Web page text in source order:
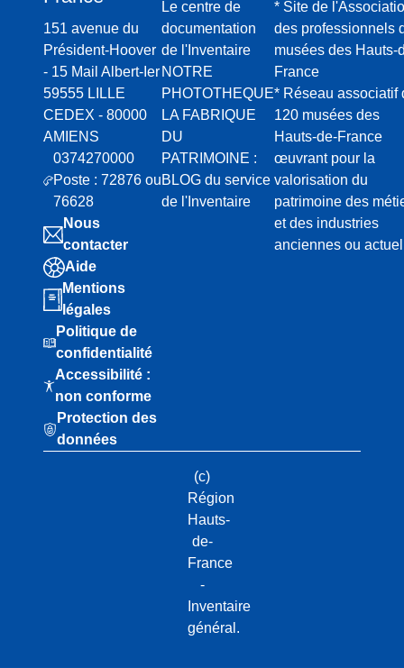
151 avenue du
Président-Hoover
- 15 Mail Albert-Ier
59555 LILLE
CEDEX - 80000
AMIENS
0374270000
Poste : 72876 ou
76628
Nous
contacter
Aide
Mentions
légales
Politique de
confidentialité
Accessibilité :
non conforme
Protection des
données
Le centre de
documentation
de l'Inventaire
NOTRE
PHOTOTHEQUE
LA FABRIQUE
DU
PATRIMOINE :
BLOG du service
de l'Inventaire
* Site de
des professionnels
musées des Hauts-
France
* Réseau associatif
120 musées des
Hauts-de-France
œuvrant pour la
valorisation du
patrimoine des
et des industries
anciennes ou
(c)
Région
Hauts-
de-
France
-
Inventaire
général.